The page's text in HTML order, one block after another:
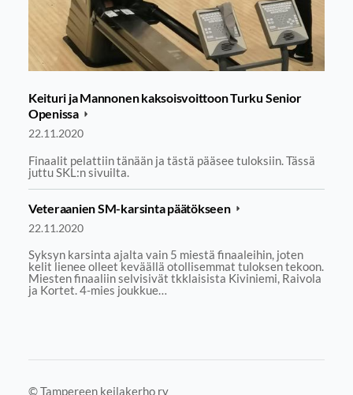
Keituri ja Mannonen kaksoisvoittoon Turku Senior
Openissa
22.11.2020
Finaalit pelattiin tänään ja tästä pääsee tuloksiin. Tässä
juttu SKL:n sivuilta.
Veteraanien SM-karsinta päätökseen
22.11.2020
Syksyn karsinta ajalta vain 5 miestä finaaleihin, joten
kelit lienee olleet keväällä otollisemmat tuloksen tekoon.
Miesten finaaliin selvisivät tkklaisista Kiviniemi, Raivola
ja Kortet. 4-mies joukkue…
©Tampereen keilakerho ry